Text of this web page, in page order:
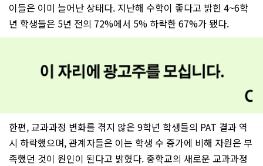
이들은 이미 늘어난 상태다. 지난해 수학이 좋다고 밝힌 4~6학
년 학생들은 5년 전의 72%에서 5% 하락한 67%가 됐다.
한편, 교과과정 변화를 겪지 않은 9학년 학생들의 PAT 결과 역
시 하락했으며, 관계자들은 이는 학생 수 증가에 비해 자원은 부
족했던 것이 원인이 된다고 밝혔다. 중학교의 새로운 교과과정